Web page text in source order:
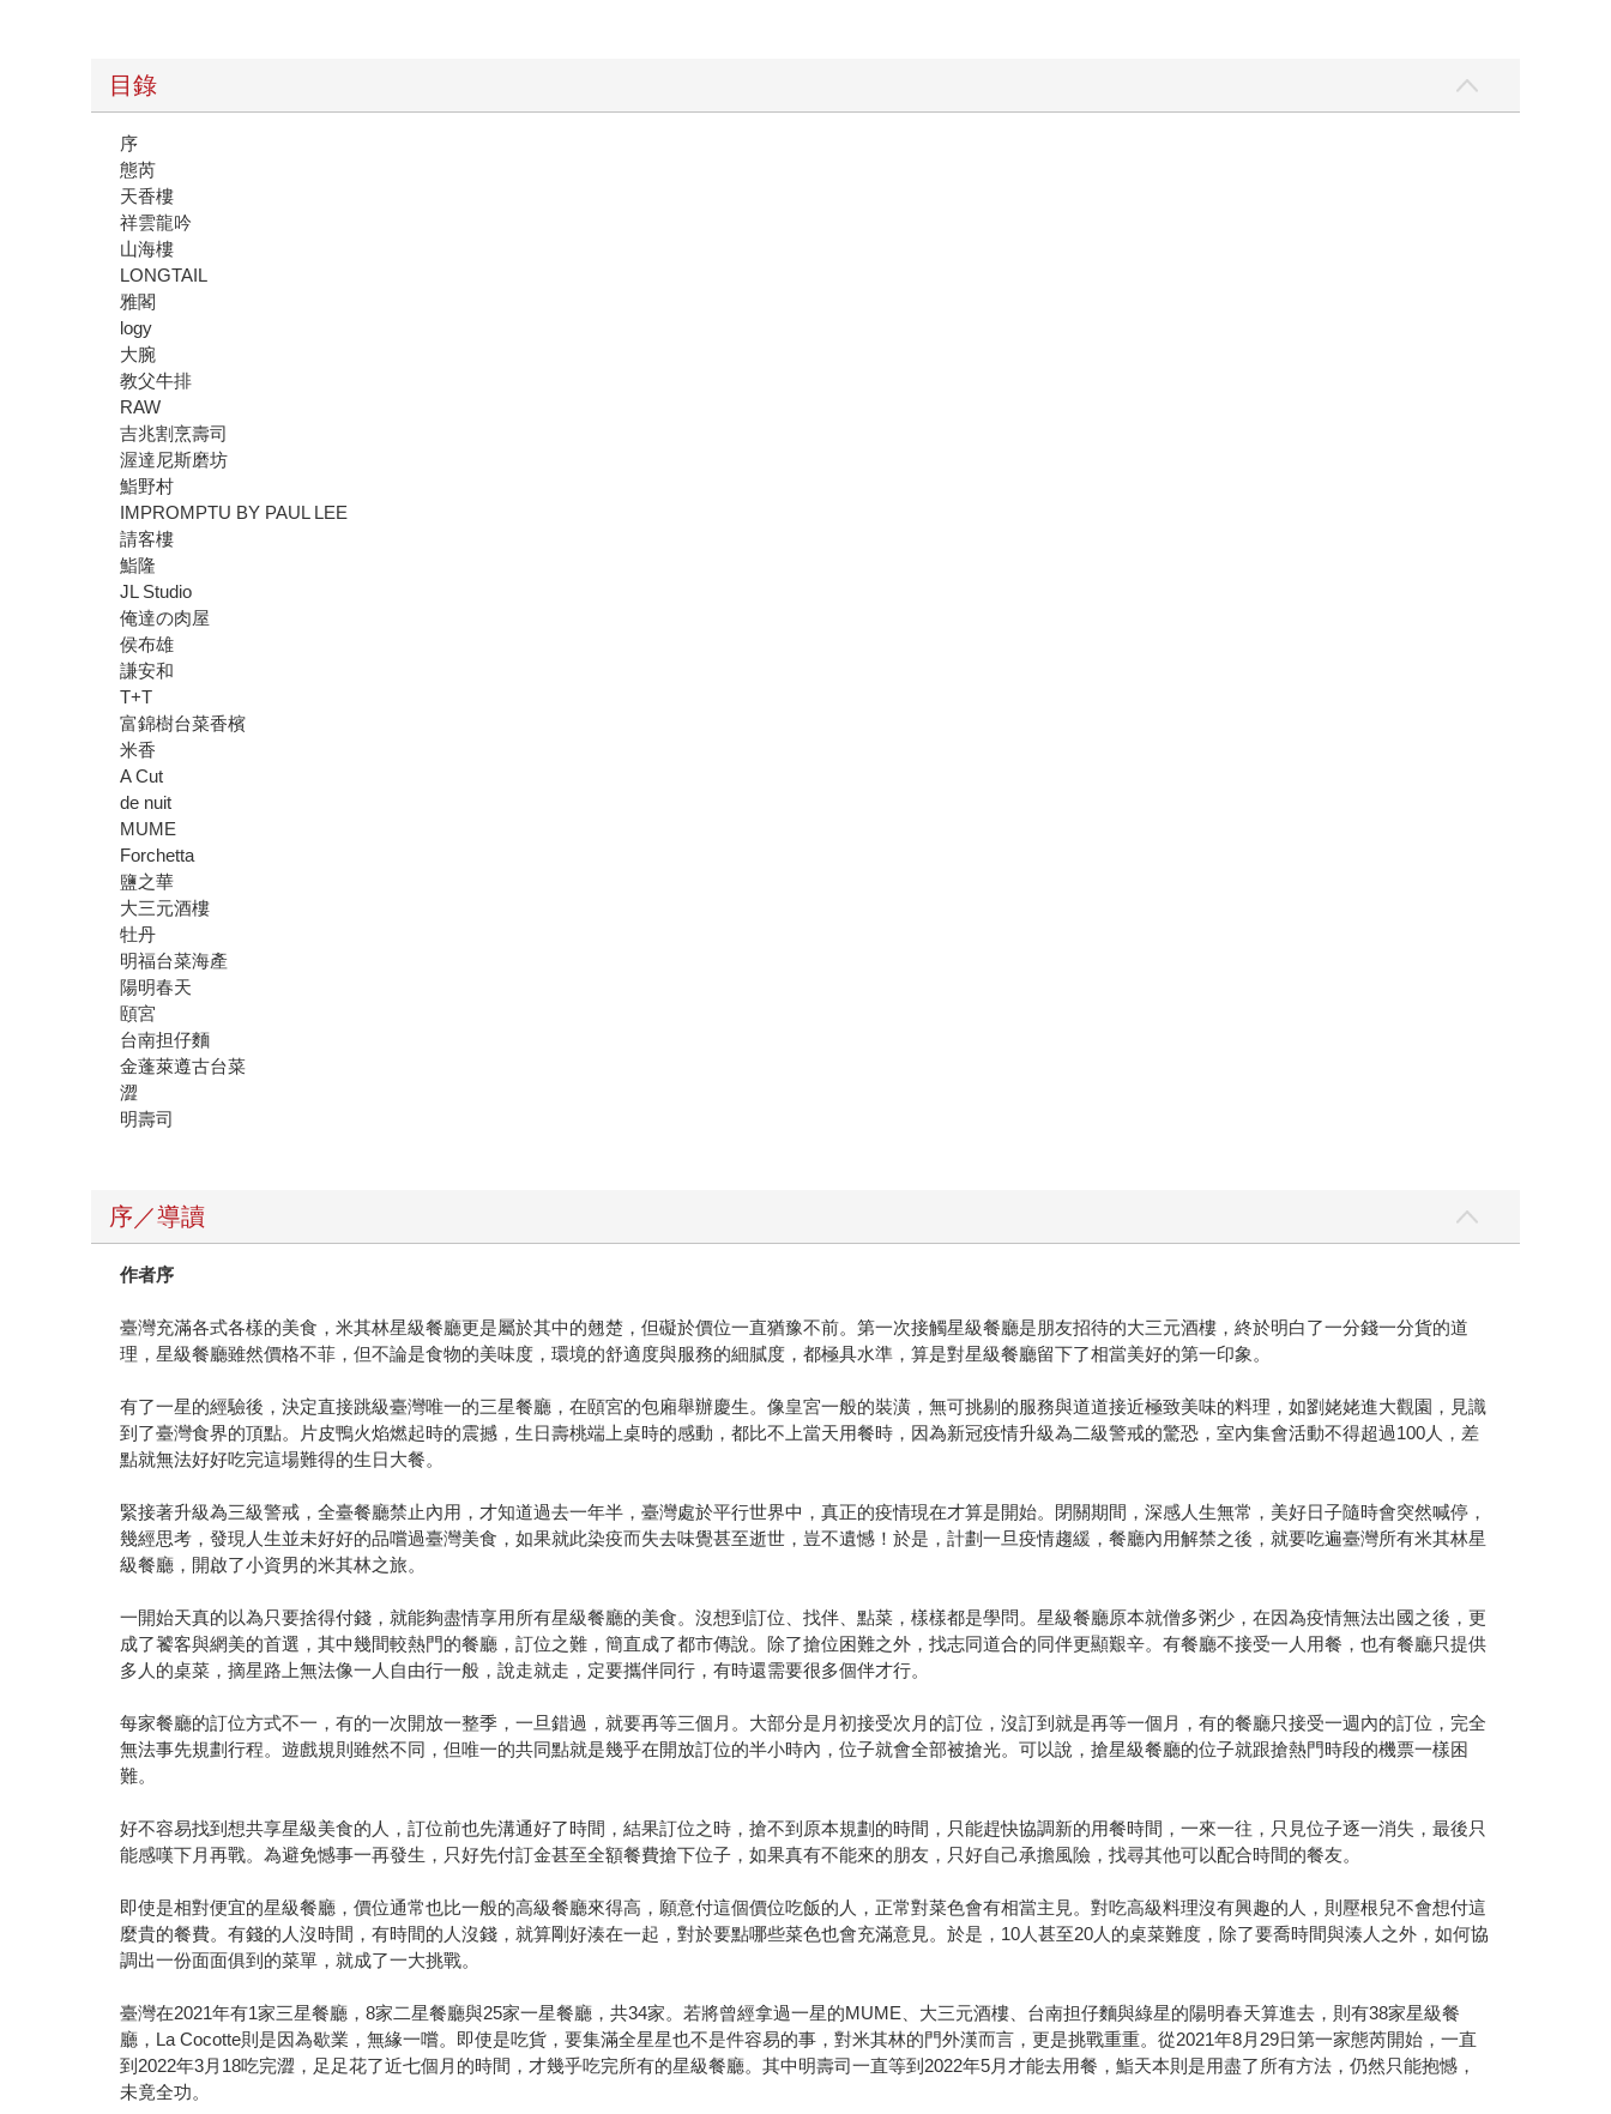
目錄
序
態芮
天香樓
祥雲龍吟
山海樓
LONGTAIL
雅閣
logy
大腕
教父牛排
RAW
吉兆割烹壽司
渥達尼斯磨坊
鮨野村
IMPROMPTU BY PAUL LEE
請客樓
鮨隆
JL Studio
俺達の肉屋
侯布雄
謙安和
T+T
富錦樹台菜香檳
米香
A Cut
de nuit
MUME
Forchetta
鹽之華
大三元酒樓
牡丹
明福台菜海產
陽明春天
頤宮
台南担仔麵
金蓬萊遵古台菜
澀
明壽司
序／導讀
作者序
臺灣充滿各式各樣的美食，米其林星級餐廳更是屬於其中的翹楚，但礙於價位一直猶豫不前。第一次接觸星級餐廳是朋友招待的大三元酒樓，終於明白了一分錢一分貨的道
理，星級餐廳雖然價格不菲，但不論是食物的美味度，環境的舒適度與服務的細膩度，都極具水準，算是對星級餐廳留下了相當美好的第一印象。
有了一星的經驗後，決定直接跳級臺灣唯一的三星餐廳，在頤宮的包廂舉辦慶生。像皇宮一般的裝潢，無可挑剔的服務與道道接近極致美味的料理，如劉姥姥進大觀園，見識
到了臺灣食界的頂點。片皮鴨火焰燃起時的震撼，生日壽桃端上桌時的感動，都比不上當天用餐時，因為新冠疫情升級為二級警戒的驚恐，室內集會活動不得超過100人，差
點就無法好好吃完這場難得的生日大餐。
緊接著升級為三級警戒，全臺餐廳禁止內用，才知道過去一年半，臺灣處於平行世界中，真正的疫情現在才算是開始。閉關期間，深感人生無常，美好日子隨時會突然喊停，
幾經思考，發現人生並未好好的品嚐過臺灣美食，如果就此染疫而失去味覺甚至逝世，豈不遺憾！於是，計劃一旦疫情趨緩，餐廳內用解禁之後，就要吃遍臺灣所有米其林星
級餐廳，開啟了小資男的米其林之旅。
一開始天真的以為只要捨得付錢，就能夠盡情享用所有星級餐廳的美食。沒想到訂位、找伴、點菜，樣樣都是學問。星級餐廳原本就僧多粥少，在因為疫情無法出國之後，更
成了饕客與網美的首選，其中幾間較熱門的餐廳，訂位之難，簡直成了都市傳說。除了搶位困難之外，找志同道合的同伴更顯艱辛。有餐廳不接受一人用餐，也有餐廳只提供
多人的桌菜，摘星路上無法像一人自由行一般，說走就走，定要攜伴同行，有時還需要很多個伴才行。
每家餐廳的訂位方式不一，有的一次開放一整季，一旦錯過，就要再等三個月。大部分是月初接受次月的訂位，沒訂到就是再等一個月，有的餐廳只接受一週內的訂位，完全
無法事先規劃行程。遊戲規則雖然不同，但唯一的共同點就是幾乎在開放訂位的半小時內，位子就會全部被搶光。可以說，搶星級餐廳的位子就跟搶熱門時段的機票一樣困
難。
好不容易找到想共享星級美食的人，訂位前也先溝通好了時間，結果訂位之時，搶不到原本規劃的時間，只能趕快協調新的用餐時間，一來一往，只見位子逐一消失，最後只
能感嘆下月再戰。為避免憾事一再發生，只好先付訂金甚至全額餐費搶下位子，如果真有不能來的朋友，只好自己承擔風險，找尋其他可以配合時間的餐友。
即使是相對便宜的星級餐廳，價位通常也比一般的高級餐廳來得高，願意付這個價位吃飯的人，正常對菜色會有相當主見。對吃高級料理沒有興趣的人，則壓根兒不會想付這
麼貴的餐費。有錢的人沒時間，有時間的人沒錢，就算剛好湊在一起，對於要點哪些菜色也會充滿意見。於是，10人甚至20人的桌菜難度，除了要喬時間與湊人之外，如何協
調出一份面面俱到的菜單，就成了一大挑戰。
臺灣在2021年有1家三星餐廳，8家二星餐廳與25家一星餐廳，共34家。若將曾經拿過一星的MUME、大三元酒樓、台南担仔麵與綠星的陽明春天算進去，則有38家星級餐
廳，La Cocotte則是因為歇業，無緣一嚐。即使是吃貨，要集滿全星星也不是件容易的事，對米其林的門外漢而言，更是挑戰重重。從2021年8月29日第一家態芮開始，一直
到2022年3月18吃完澀，足足花了近七個月的時間，才幾乎吃完所有的星級餐廳。其中明壽司一直等到2022年5月才能去用餐，鮨天本則是用盡了所有方法，仍然只能抱憾，
未竟全功。